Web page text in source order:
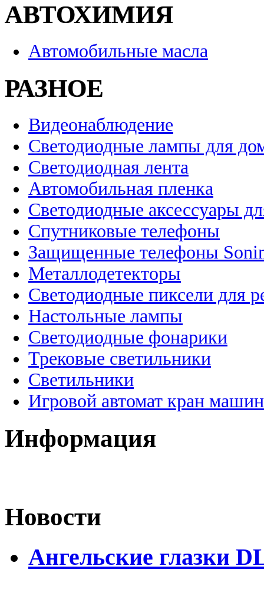
АВТОХИМИЯ
Автомобильные масла
РАЗНОЕ
Видеонаблюдение
Светодиодные лампы для
Светодиодная лента
Автомобильная пленка
Светодиодные аксессуары
Спутниковые телефоны
Защищенные телефоны
Металлодетекторы
Светодиодные пиксели для
Настольные лампы
Светодиодные фонарики
Трековые светильники
Светильники
Игровой автомат кран
Информация
Новости
Ангельские глазки